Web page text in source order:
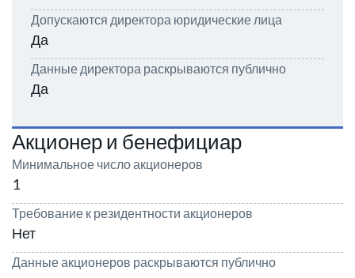
Допускаются директора юридические лица
Да
Данные директора раскрываются публично
Да
Акционер и бенефициар
Минимальное число акционеров
1
Требование к резидентности акционеров
Нет
Данные акционеров раскрываются публично